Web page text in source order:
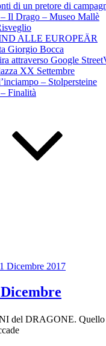
di un pretore di
Il Drago – Museo Mallè
ALLE EUROPEÄR
Giorgio Bocca
attraverso Google
XX Settembre
– Stolpersteine
Finalità
Dicembre 2017
del DRAGONE.